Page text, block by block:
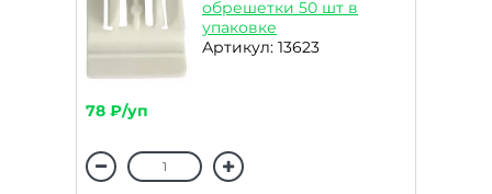
обрешетки 50 шт в
упаковке
Артикул: 13623
78 ₽/уп